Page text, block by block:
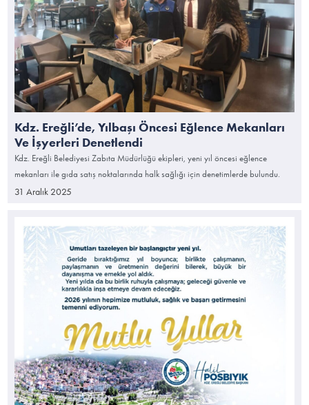
Kdz. Ereğli’de, Yılbaşı Öncesi Eğlence Mekanları
Ve İşyerleri Denetlendi
Kdz. Ereğli Belediyesi Zabıta Müdürlüğü ekipleri, yeni yıl öncesi eğlence
mekanları ile gıda satış noktalarında halk sağlığı için denetimlerde bulundu.
31 Aralık 2025